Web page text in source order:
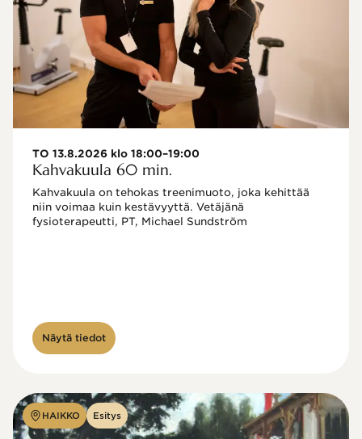
TO 13.8.2026 klo 18:00–19:00
Kahvakuula 60 min.
Kahvakuula on tehokas treenimuoto, joka kehittää
niin voimaa kuin kestävyyttä. Vetäjänä
fysioterapeutti, PT, Michael Sundström
Näytä tiedot
HAIKKO Esitys